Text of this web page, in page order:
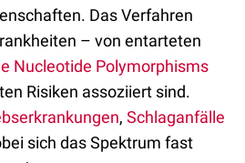
Das Verfahren
– von entarteten
Nucleotide Polymorphisms
Risiken assoziiert sind.
, Schlaganfälle
sich das Spektrum fast